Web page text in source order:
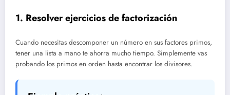
1. Resolver ejercicios de factorización
Cuando necesitas descomponer un número en sus factores primos,
tener una lista a mano te ahorra mucho tiempo. Simplemente vas
probando los primos en orden hasta encontrar los divisores.